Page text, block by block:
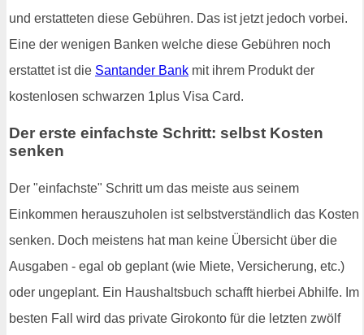
und erstatteten diese Gebühren. Das ist jetzt jedoch vorbei.
Eine der wenigen Banken welche diese Gebühren noch
erstattet ist die Santander Bank mit ihrem Produkt der
kostenlosen schwarzen 1plus Visa Card.
Der erste einfachste Schritt: selbst Kosten
senken
Der "einfachste" Schritt um das meiste aus seinem
Einkommen herauszuholen ist selbstverständlich das Kosten
senken. Doch meistens hat man keine Übersicht über die
Ausgaben - egal ob geplant (wie Miete, Versicherung, etc.)
oder ungeplant. Ein Haushaltsbuch schafft hierbei Abhilfe. Im
besten Fall wird das private Girokonto für die letzten zwölf